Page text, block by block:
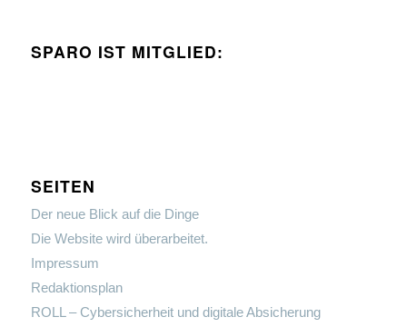
SPARO IST MITGLIED:
SEITEN
Der neue Blick auf die Dinge
Die Website wird überarbeitet.
Impressum
Redaktionsplan
ROLL – Cybersicherheit und digitale Absicherung